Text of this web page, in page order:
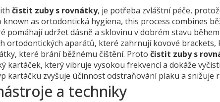
čistit zuby s rovnátky, je potřeba zvláštní péče,
known as ortodontická hygiena, this process combines
pomáhají udržet dásně a sklovinu v dobrém stavu
ortodontických aparátů, které zahrnují kovové brackets,
které brání běžnému čištění. Proto čistit zuby s
kartáček, který vibruje vysokou frekvencí a dokáže
kartáčku zvyšuje účinnost odstraňování plaku a snižuje
a techniky